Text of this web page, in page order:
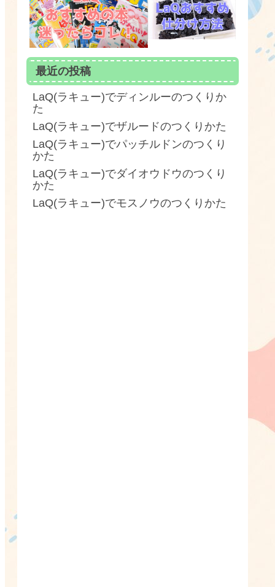
最近の投稿
LaQ(ラキュー)でディンルーのつくりか
た
LaQ(ラキュー)でザルードのつくりかた
LaQ(ラキュー)でパッチルドンのつくり
かた
LaQ(ラキュー)でダイオウドウのつくり
かた
LaQ(ラキュー)でモスノウのつくりかた